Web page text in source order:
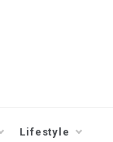
Lifestyle